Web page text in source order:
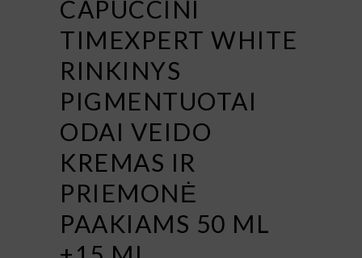
CAPUCCINI
TIMEXPERT WHITE
RINKINYS
PIGMENTUOTAI
ODAI VEIDO
KREMAS IR
PRIEMONĖ
PAAKIAMS 50 ML